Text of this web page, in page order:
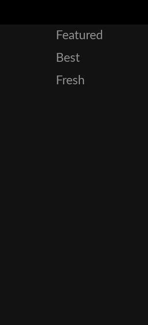
Featured
Best
Fresh